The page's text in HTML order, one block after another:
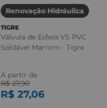
Renovação Hidráulica
TIGRE
Válvula de Esfera VS PVC
Soldável Marrom - Tigre
A partir de
R$ 27,90
R$ 27,06